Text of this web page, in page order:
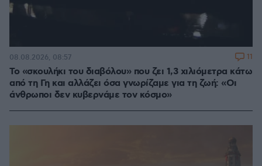
Το «σκουλήκι του διαβόλου» που ζει 1,3 χιλιόμετρα κάτω
από τη Γη και αλλάζει όσα γνωρίζαμε για τη ζωή: «Οι
άνθρωποι δεν κυβερνάμε τον κόσμο»
08.08.2026, 08:57 11